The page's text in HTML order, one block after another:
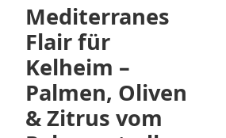
Mediterranes
Flair für
Kelheim –
Palmen, Oliven
& Zitrus vom